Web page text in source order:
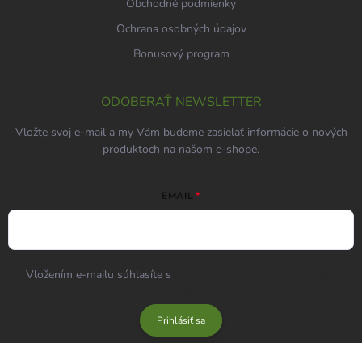
Obchodné podmienky
Ochrana osobných údajov
Bonusový program
ODOBERAŤ NEWSLETTER
Vložte svoj e-mail a my Vám budeme zasielať informácie o nových
produktoch na našom e-shope.
EMAIL
Vložením e-mailu súhlasíte s
Prihlásiť sa